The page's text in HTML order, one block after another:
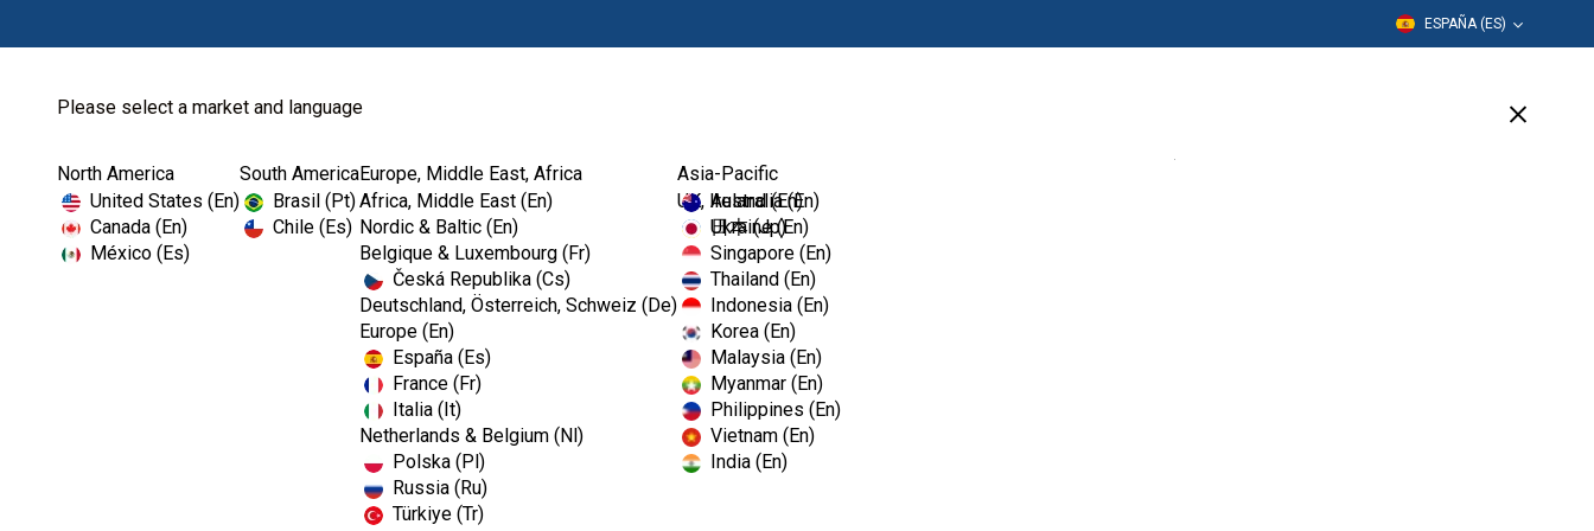
ESPAÑA (ES)
Please select a market and language
North America
United States (En)
Canada (En)
México (Es)
South America
Brasil (Pt)
Chile (Es)
Europe, Middle East, Africa
Africa, Middle East (En)
Nordic & Baltic (En)
Belgique & Luxembourg (Fr)
Česká Republika (Cs)
Deutschland, Österreich, Schweiz (De)
Europe (En)
España (Es)
France (Fr)
Italia (It)
Netherlands & Belgium (Nl)
Polska (Pl)
Russia (Ru)
Türkiye (Tr)
UK, Ireland (En)
Ukraine (En)
Asia-Pacific
Australia (En)
日本 (Jp)
Singapore (En)
Thailand (En)
Indonesia (En)
Korea (En)
Malaysia (En)
Myanmar (En)
Philippines (En)
Vietnam (En)
India (En)
Home Endodontics Irrigation